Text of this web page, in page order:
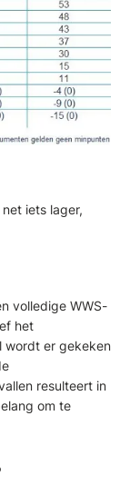
iets lager,
volledige WWS-
het
wordt er gekeken
resulteert in
om te